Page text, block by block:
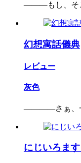
―――もし、そ
幻想寓話儀典
レビュー
灰色
――――さぁ、一
にじいろま